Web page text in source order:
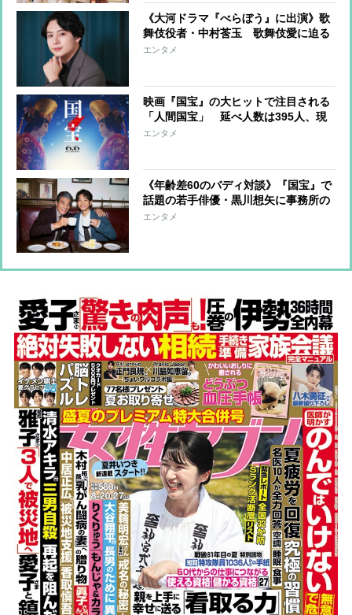
《大河ドラマ『べらぼう』に出演》歌
舞伎役者・中村莟玉 歌舞伎愛に迫る
ほど好きがあふれるのはパンダ愛。
エンタメ
映画『国宝』の大ヒットで注目される
「人間国宝」 延べ人数は395人、現
在は105人 年額200万円の特別助成金
エンタメ
《年齢差60のバディ対談》『国宝』で
話題の若手俳優・黒川想矢に事務所の
大先輩・舘ひろし「これ以上お芝居が
エンタメ